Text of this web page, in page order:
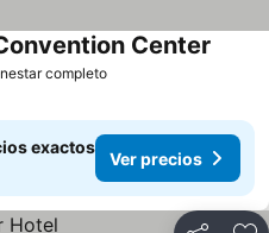
completo
Center
exactos
Ver precios